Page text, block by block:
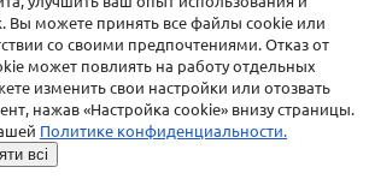
Вы можете принять все файлы cookie или
со своими предпочтениями. Отказ от
может повлиять на работу отдельных
изменить свои настройки или отозвать
нажав «Настройка cookie» внизу страницы.
Политике конфиденциальности.
всі